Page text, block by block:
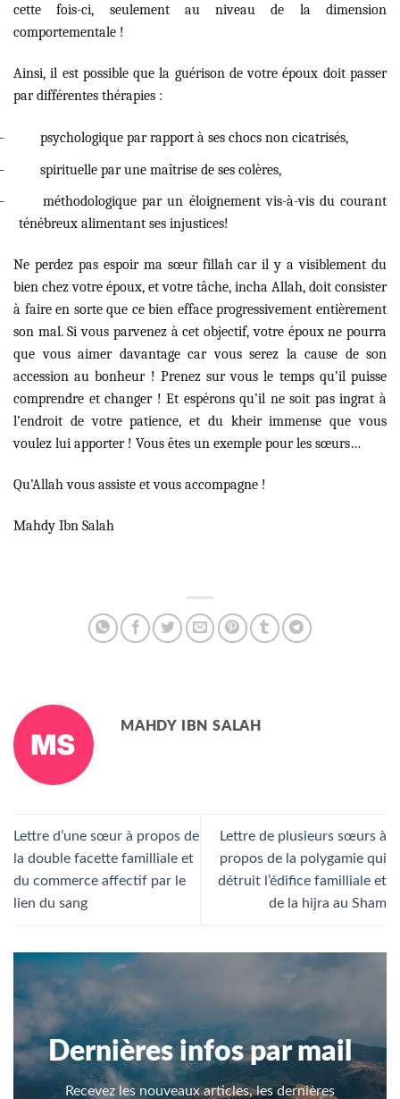
cette fois-ci, seulement au niveau de la dimension
comportementale !
Ainsi, il est possible que la guérison de votre époux doit passer
par différentes thérapies :
psychologique par rapport à ses chocs non cicatrisés,
spirituelle par une maîtrise de ses colères,
méthodologique par un éloignement vis-à-vis du courant
ténébreux alimentant ses injustices!
Ne perdez pas espoir ma sœur fillah car il y a visiblement du
bien chez votre époux, et votre tâche, incha Allah, doit consister
à faire en sorte que ce bien efface progressivement entièrement
son mal. Si vous parvenez à cet objectif, votre époux ne pourra
que vous aimer davantage car vous serez la cause de son
accession au bonheur ! Prenez sur vous le temps qu’il puisse
comprendre et changer ! Et espérons qu’il ne soit pas ingrat à
l’endroit de votre patience, et du kheir immense que vous
voulez lui apporter ! Vous êtes un exemple pour les sœurs…
Qu’Allah vous assiste et vous accompagne !
Mahdy Ibn Salah
MAHDY IBN SALAH
Lettre d’une sœur à propos de
la double facette familliale et
du commerce affectif par le
lien du sang
Lettre de plusieurs sœurs à
propos de la polygamie qui
détruit l’édifice familliale et
de la hijra au Sham
Dernières infos par mail
Recevez les nouveaux articles, les dernières